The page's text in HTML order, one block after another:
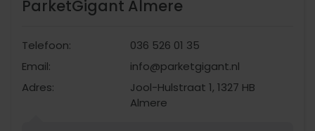
ParketGigant Almere
Telefoon:
036 526 01 35
Email:
info@parketgigant.nl
Adres:
Jool-Hulstraat 1, 1327 HB
Almere